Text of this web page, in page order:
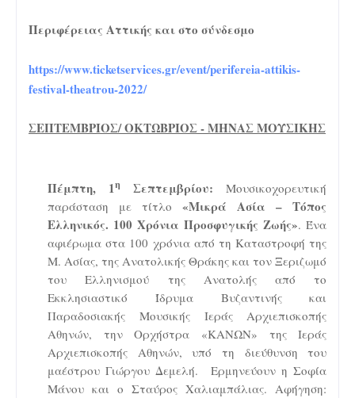
Περιφέρειας Αττικής και στο σύνδεσμο
https://www.ticketservices.gr/event/perifereia-attikis-
festival-theatrou-2022/
ΣΕΠΤΕΜΒΡΙΟΣ/ ΟΚΤΩΒΡΙΟΣ - ΜΗΝΑΣ ΜΟΥΣΙΚΗΣ
Πέμπτη, 1η Σεπτεμβρίου: Μουσικoχορευτική
παράσταση με τίτλο«Μικρά Ασία – Τόπος
Ελληνικός. 100 Χρόνια Προσφυγικής Ζωής». Ένα
αφιέρωμα στα 100 χρόνια από τη Καταστροφή της
Μ. Ασίας, της Ανατολικής Θράκης και τον Ξεριζωμό
του Ελληνισμού της Ανατολής από το
Εκκλησιαστικό Ίδρυμα Βυζαντινής και
Παραδοσιακής Μουσικής Ιεράς Αρχιεπισκοπής
Αθηνών, την Ορχήστρα «ΚΑΝΩΝ» της Ιεράς
Αρχιεπισκοπής Αθηνών, υπό τη διεύθυνση του
μαέστρου Γιώργου Δεμελή.
Ερμηνεύουν η Σοφία
Μάνου και ο Σταύρος Χαλιαμπάλιας. Αφήγηση: